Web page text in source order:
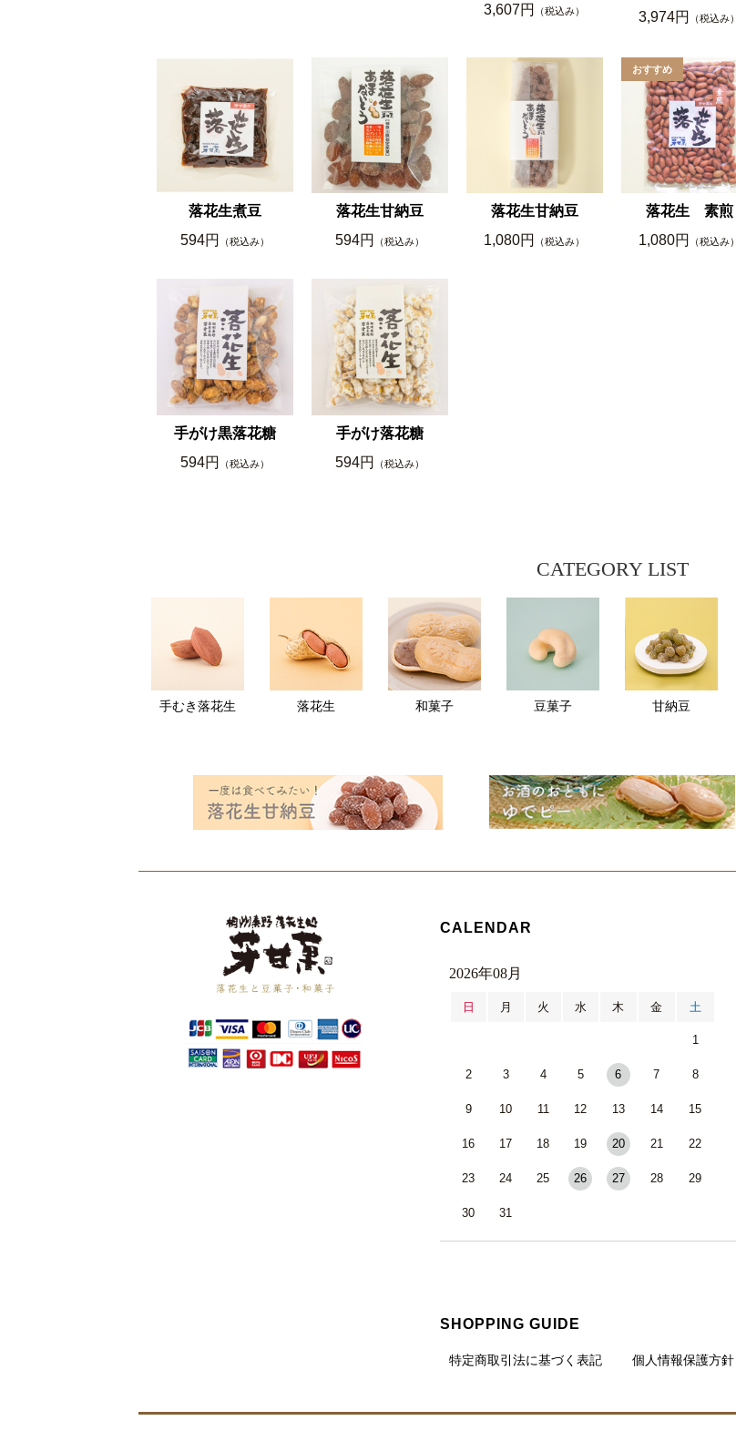
3,607円
（税込み）
3,974円
（税込み）
落花生煮豆
594円
（税込み）
落花生甘納豆
594円
（税込み）
落花生甘納豆
1,080円
（税込み）
落花生 素煎
1,080円
（税込み）
手がけ黒落花糖
594円
（税込み）
手がけ落花糖
594円
（税込み）
CATEGORY LIST
手むき落花生 落花生 和菓子 豆菓子 甘納豆
CALENDAR
2026年08月
日 月 火 水 木 金 土
1
2 3 4 5 6 7 8
9 10 11 12 13 14 15
16 17 18 19 20 21 22
23 24 25 26 27 28 29
30 31
SHOPPING GUIDE
特定商取引法に基づく表記 個人情報保護方針